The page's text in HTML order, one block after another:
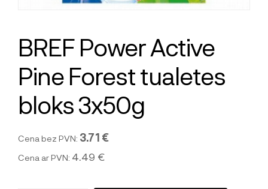
BREF Power Active
Pine Forest tualetes
bloks 3x50g
Cena bez PVN: 3.71 €
Cena ar PVN: 4.49 €